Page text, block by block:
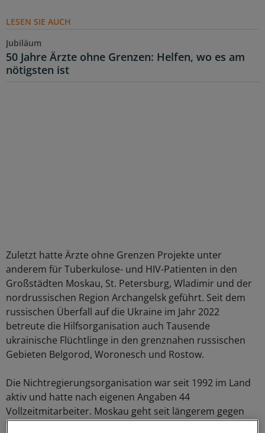
LESEN SIE AUCH
Jubiläum
50 Jahre Ärzte ohne Grenzen: Helfen, wo es am
nötigsten ist
Zuletzt hatte Ärzte ohne Grenzen Projekte unter
anderem für Tuberkulose- und HIV-Patienten in den
Großstädten Moskau, St. Petersburg, Wladimir und der
nordrussischen Region Archangelsk geführt. Seit dem
russischen Überfall auf die Ukraine im Jahr 2022
betreute die Hilfsorganisation auch Tausende
ukrainische Flüchtlinge in den grenznahen russischen
Gebieten Belgorod, Woronesch und Rostow.
Die Nichtregierungsorganisation war seit 1992 im Land
aktiv und hatte nach eigenen Angaben 44
Vollzeitmitarbeiter. Moskau geht seit längerem gegen
Vertretungen von westlichen